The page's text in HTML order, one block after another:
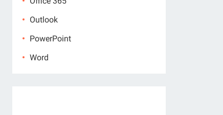
Outlook
PowerPoint
Word